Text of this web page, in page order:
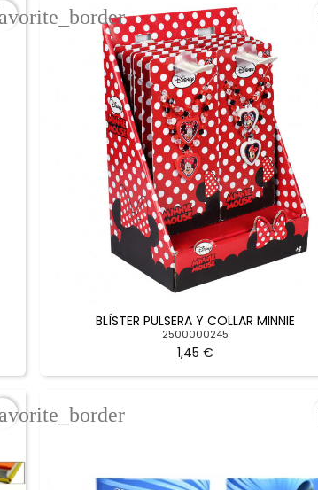
BLÍSTER PULSERA Y COLLAR MINNIE
2500000245
1,45 €